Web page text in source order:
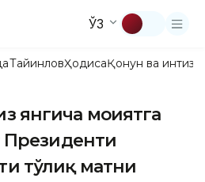
ЎЗ
ТайинловҲодисаҚонун ва
янгича моҳиятга
Президенти
тўлиқ матни